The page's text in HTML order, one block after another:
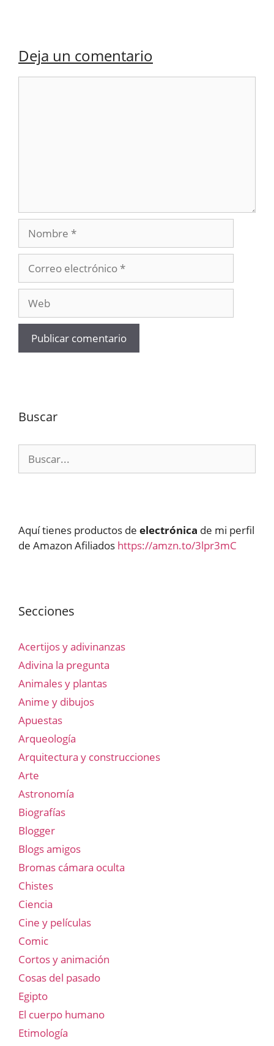
Deja un comentario
Nombre
electrónico
Buscar
Aquí tienes productos de electrónica de mi perfil
de Amazon Afiliados https://amzn.to/3lpr3mC
Secciones
Acertijos y adivinanzas
Adivina la pregunta
Animales y plantas
Anime y dibujos
Apuestas
Arqueología
Arquitectura y construcciones
Arte
Astronomía
Biografías
Blogger
Blogs amigos
Bromas cámara oculta
Chistes
Ciencia
Cine y películas
Comic
Cortos y animación
Cosas del pasado
Egipto
El cuerpo humano
Etimología